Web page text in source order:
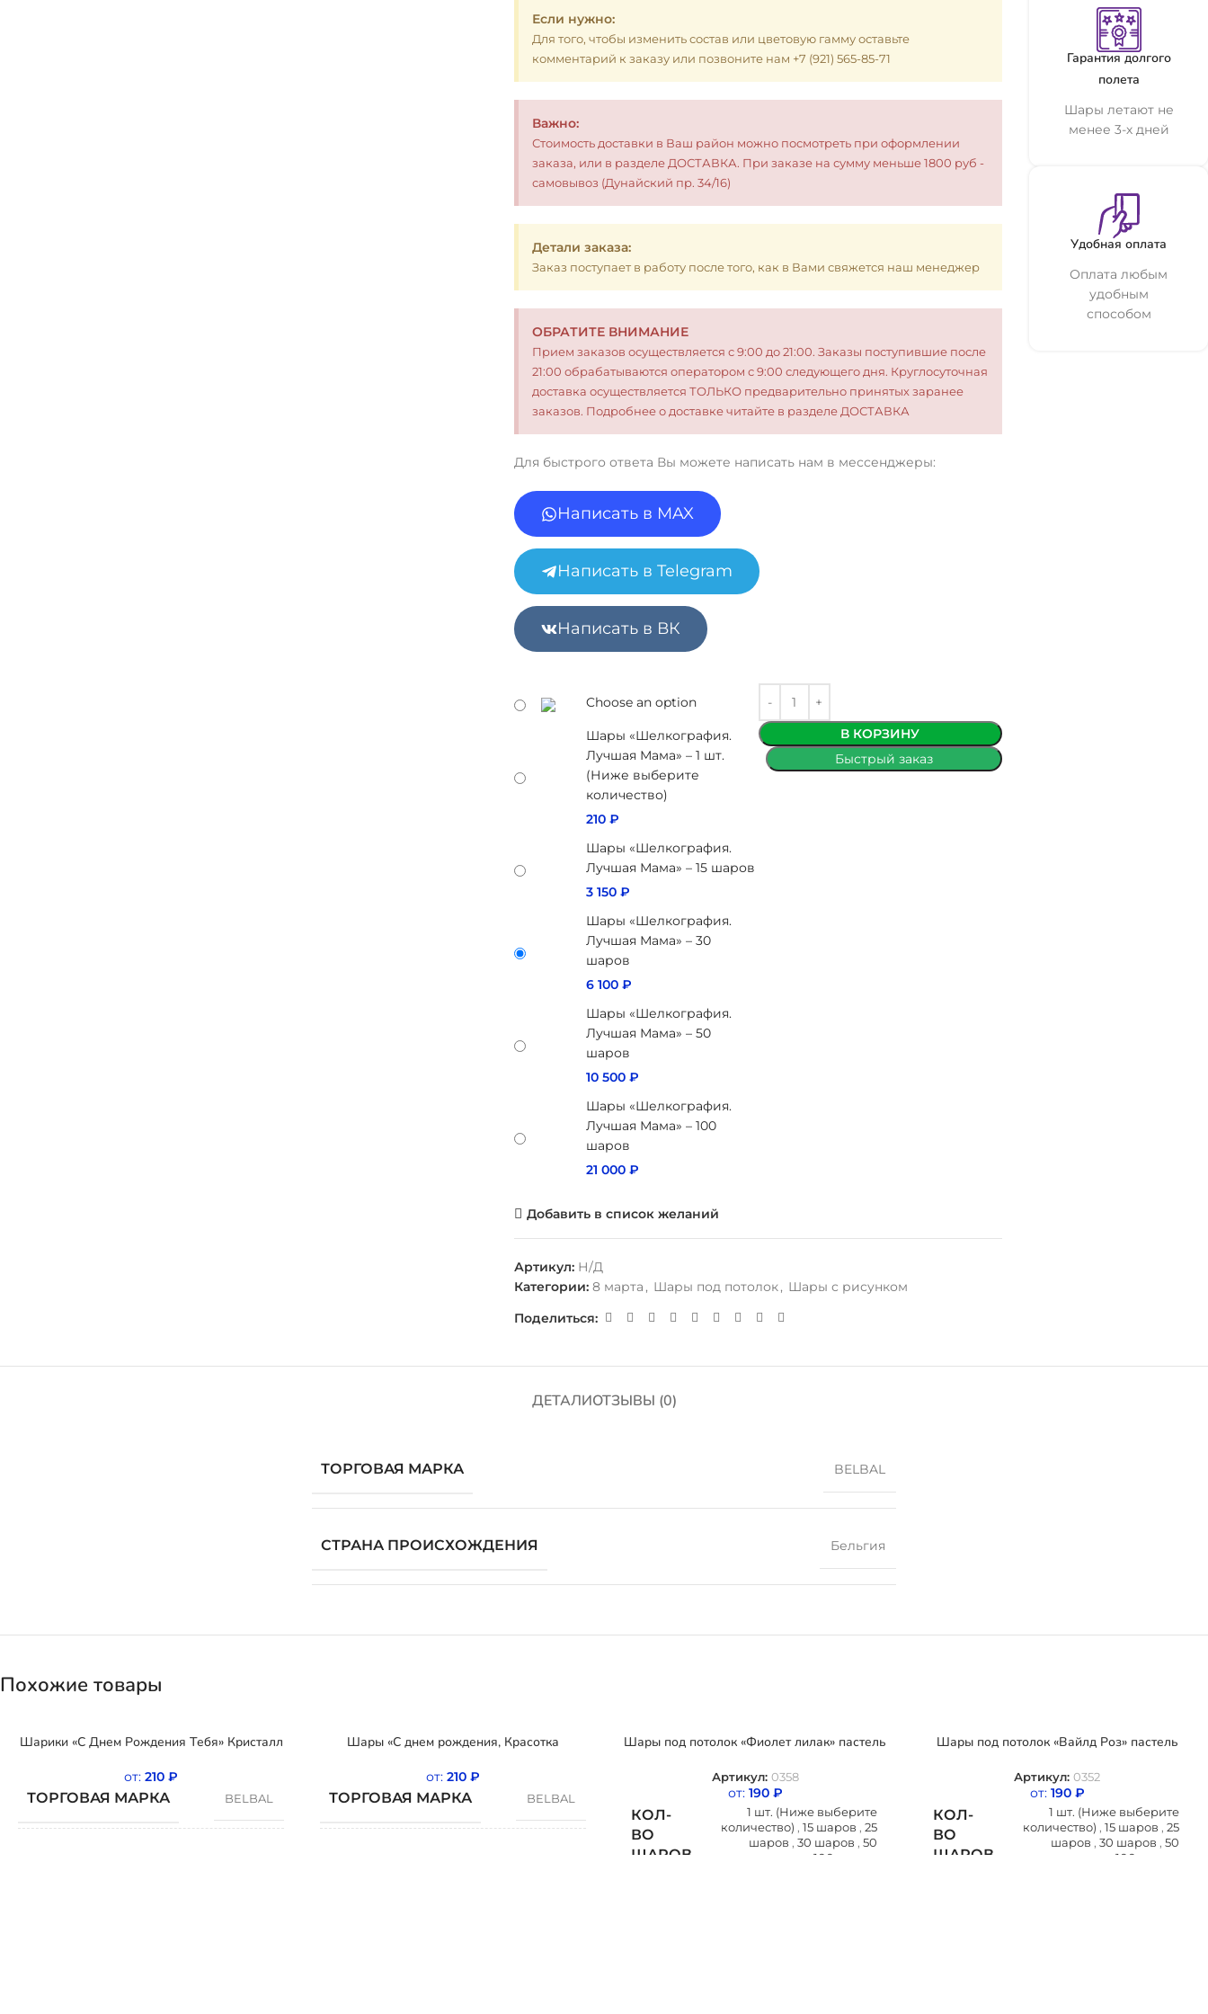
Если нужно:
Для того, чтобы изменить состав или цветовую гамму оставьте
комментарий к заказу или позвоните нам +7 (921) 565-85-71
Важно:
Стоимость доставки в Ваш район можно посмотреть при оформлении
заказа, или в разделе ДОСТАВКА. При заказе на сумму меньше 1800 руб -
самовывоз (Дунайский пр. 34/16)
Детали заказа:
Заказ поступает в работу после того, как в Вами свяжется наш менеджер
ОБРАТИТЕ ВНИМАНИЕ
Прием заказов осуществляется с 9:00 до 21:00. Заказы поступившие после
21:00 обрабатываются оператором с 9:00 следующего дня. Круглосуточная
доставка осуществляется ТОЛЬКО предварительно принятых заранее
заказов. Подробнее о доставке читайте в разделе ДОСТАВКА
Для быстрого ответа Вы можете написать нам в мессенджеры:
Написать в MAX
Написать в Telegram
Написать в ВК
Choose an option
Шары «Шелкография.
Лучшая Мама» – 1 шт.
(Ниже выберите
количество)
210₽
Шары «Шелкография.
Лучшая Мама» – 15 шаров
3 150₽
Шары «Шелкография.
Лучшая Мама» – 30
шаров
6 100₽
Шары «Шелкография.
Лучшая Мама» – 50
шаров
10 500₽
Шары «Шелкография.
Лучшая Мама» – 100
шаров
21 000₽
В КОРЗИНУ
Быстрый заказ
Добавить в список желаний
Артикул: Н/Д
Категории: 8 марта , Шары под потолок, Шары с рисунком
Поделиться:
Гарантия долгого
полета
Шары летают не
менее 3-х дней
Удобная оплата
Оплата любым
удобным
способом
ДЕТАЛИОТЗЫВЫ (0)
ТОРГОВАЯ МАРКА BELBAL
СТРАНА ПРОИСХОЖДЕНИЯ Бельгия
Похожие товары
Шарики «С Днем Рождения Тебя» Кристалл
от: 210 ₽
ТОРГОВАЯ МАРКА BELBAL
Шары «С днем рождения, Красотка
от: 210 ₽
ТОРГОВАЯ МАРКА BELBAL
Шары под потолок «Фиолет лилак» пастель
Артикул: 0358
от: 190 ₽
КОЛ-
ВО
ШАРОВ
1 шт. (Ниже выберите
количество) , 15 шаров , 25
шаров , 30 шаров , 50
100 шаров
Шары под потолок «Вайлд Роз» пастель
Артикул: 0352
от: 190 ₽
КОЛ-
ВО
ШАРОВ
1 шт. (Ниже выберите
количество) , 15 шаров , 25
шаров , 30 шаров , 50
100 шаров